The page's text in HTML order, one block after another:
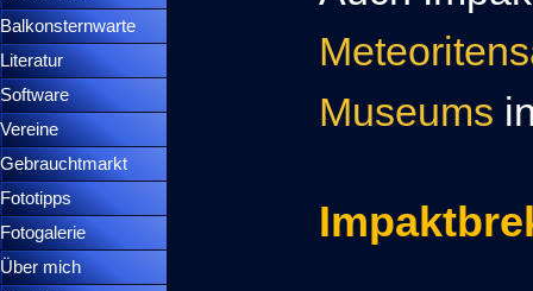
Balkonsternwarte
Literatur
Software
Vereine
Gebrauchtmarkt
Fototipps
Fotogalerie
Über mich
Museums